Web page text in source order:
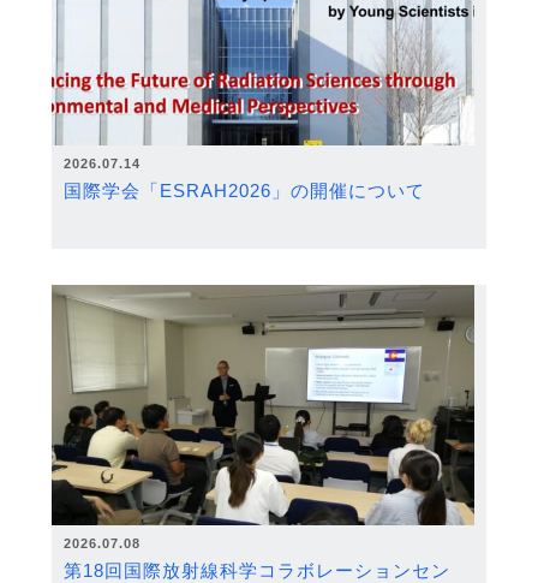
2026.07.14
国際学会「ESRAH2026」の開催について
2026.07.08
第18回国際放射線科学コラボレーションセン